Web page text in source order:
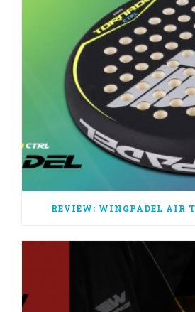
REVIEW: WINGPADEL AIR